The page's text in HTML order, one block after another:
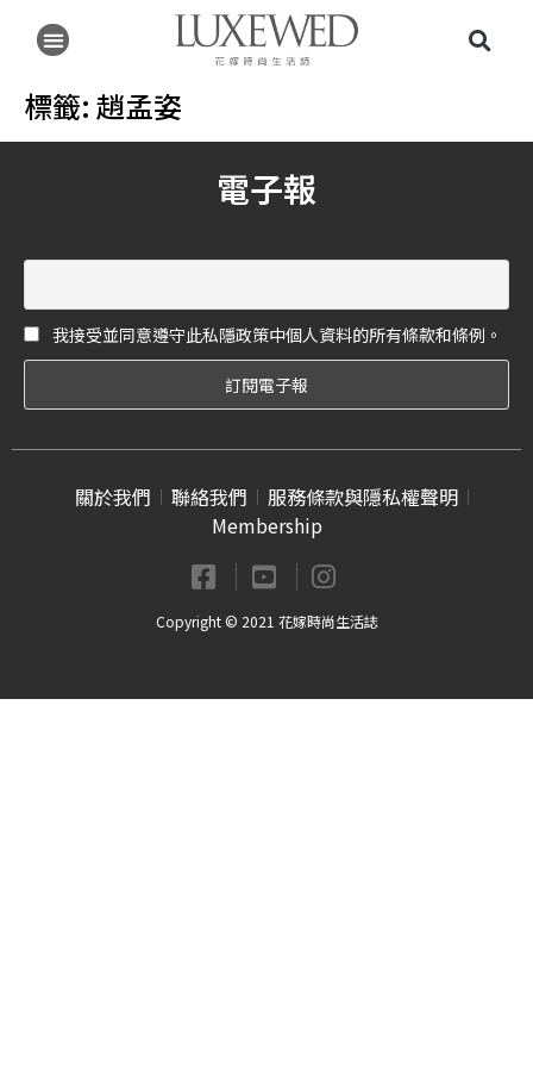
標籤: 趙孟姿
電子報
我接受並同意遵守此私隱政策中個人資料的所有條款和條例。
關於我們 聯絡我們
服務條款與隱私權聲明
Membership
Copyright © 2021 花嫁時尚生活誌